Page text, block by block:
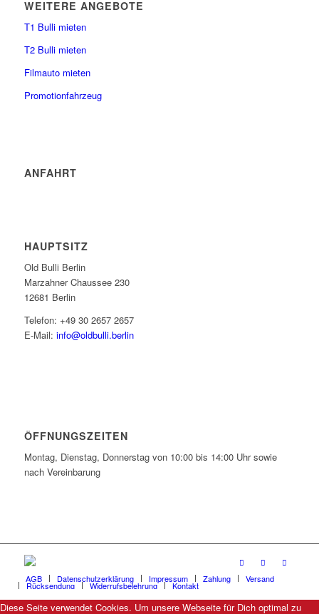
WEITERE ANGEBOTE
T1 Bulli mieten
T2 Bulli mieten
Filmauto mieten
Promotionfahrzeug
ANFAHRT
HAUPTSITZ
Old Bulli Berlin
Marzahner Chaussee 230
12681 Berlin
Telefon: +49 30 2657 2657
E-Mail: info@oldbulli.berlin
ÖFFNUNGSZEITEN
Montag, Dienstag, Donnerstag von 10:00 bis 14:00 Uhr sowie
nach Vereinbarung
AGB Datenschutzerklärung Impressum Zahlung Versand
Rücksendung Widerrufsbelehrung Kontakt
Diese Seite verwendet Cookies. Um unsere Webseite für Dich optimal zu